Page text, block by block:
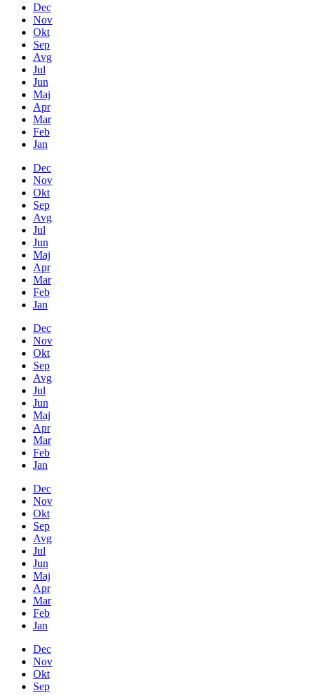
Dec
Nov
Okt
Sep
Avg
Jul
Jun
Maj
Apr
Mar
Feb
Jan
Dec
Nov
Okt
Sep
Avg
Jul
Jun
Maj
Apr
Mar
Feb
Jan
Dec
Nov
Okt
Sep
Avg
Jul
Jun
Maj
Apr
Mar
Feb
Jan
Dec
Nov
Okt
Sep
Avg
Jul
Jun
Maj
Apr
Mar
Feb
Jan
Dec
Nov
Okt
Sep